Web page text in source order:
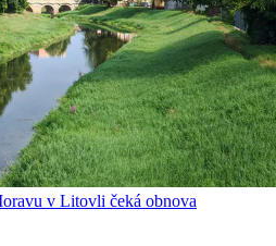
v Litovli čeká obnova